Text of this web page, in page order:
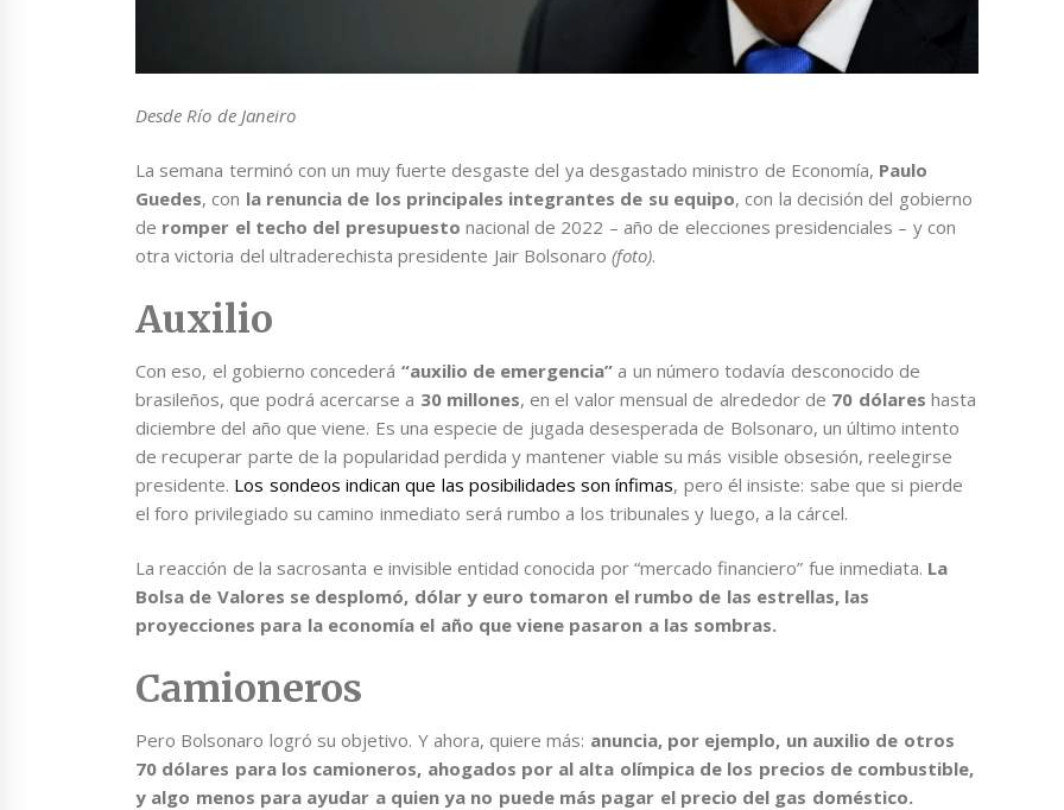
Desde Río de Janeiro
La semana terminó con un muy fuerte desgaste del ya desgastado ministro de Economía, Paulo
Guedes, con la renuncia de los principales integrantes de su equipo, con la decisión del gobierno
de romper el techo del presupuesto nacional de 2022 – año de elecciones presidenciales – y con
otra victoria del ultraderechista presidente Jair Bolsonaro(foto).
Auxilio
Con eso, el gobierno concederá “auxilio de emergencia”a un número todavía desconocido de
brasileños, que podrá acercarse a 30 millones, en el valor mensual de alrededor de 70 dólares hasta
diciembre del año que viene. Es una especie de jugada desesperada de Bolsonaro, un último intento
de recuperar parte de la popularidad perdida y mantener viable su más visible obsesión, reelegirse
presidente. Los sondeos indican que las posibilidades son ínfimas, pero él insiste: sabe que si pierde
el foro privilegiado su camino inmediato será rumbo a los tribunales y luego, a la cárcel.
La reacción de la sacrosanta e invisible entidad conocida por “mercado financiero” fue inmediata. La
Bolsa de Valores se desplomó, dólar y euro tomaron el rumbo de las estrellas, las
proyecciones para la economía el año que viene pasaron a las sombras.
Camioneros
Pero Bolsonaro logró su objetivo. Y ahora, quiere más: anuncia, por ejemplo, un auxilio de otros
70 dólares para los camioneros, ahogados por al alta olímpica de los precios de combustible,
y algo menos para ayudar a quien ya no puede más pagar el precio del gas doméstico.